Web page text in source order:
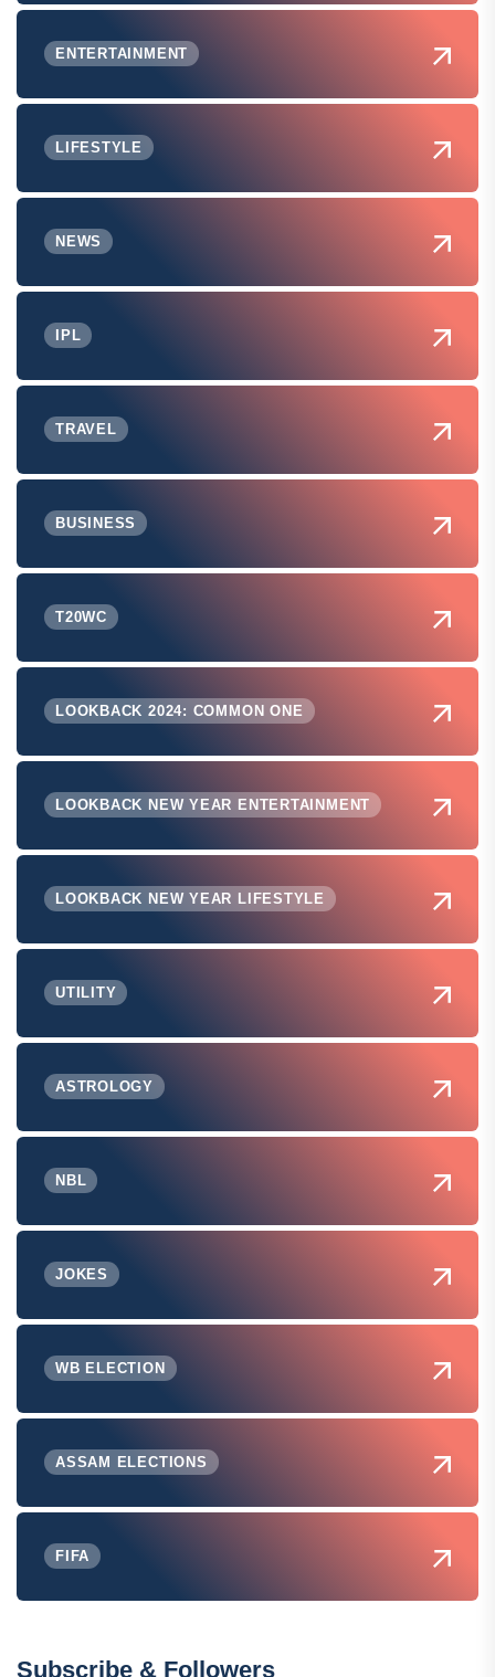
ENTERTAINMENT
LIFESTYLE
NEWS
IPL
TRAVEL
BUSINESS
T20WC
LOOKBACK 2024: COMMON ONE
LOOKBACK NEW YEAR ENTERTAINMENT
LOOKBACK NEW YEAR LIFESTYLE
UTILITY
ASTROLOGY
NBL
JOKES
WB ELECTION
ASSAM ELECTIONS
FIFA
Subscribe & Followers